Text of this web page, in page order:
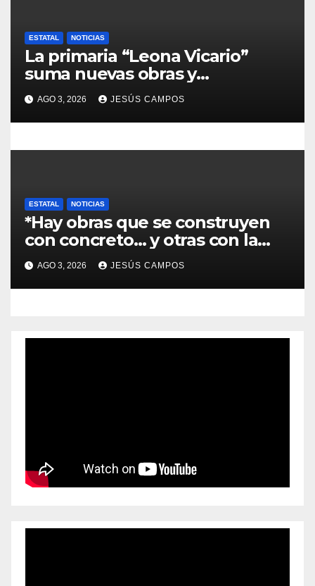
s
ESTATAL NOTICIAS
La primaria “Leona Vicario”
suma nuevas obras y
compromisos para fortalecer su
infraestructura
AGO 3, 2026 JESÚS CAMPOS
ESTATAL NOTICIAS
*Hay obras que se construyen
con concreto… y otras con la
convicción de brindar una
mejor atención a quienes más
lo necesitan.*
AGO 3, 2026 JESÚS CAMPOS